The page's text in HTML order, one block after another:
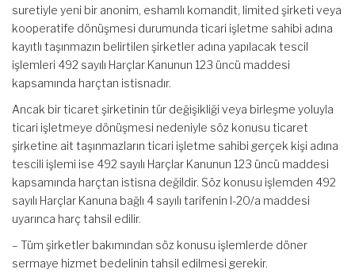
suretiyle yeni bir anonim, eshamlı komandit, limited şirketi veya
kooperatife dönüşmesi durumunda ticari işletme sahibi adına
kayıtlı taşınmazın belirtilen şirketler adına yapılacak tescil
işlemleri 492 sayılı Harçlar Kanunun 123 üncü maddesi
kapsamında harçtan istisnadır.
Ancak bir ticaret şirketinin tür değişikliği veya birleşme yoluyla
ticari işletmeye dönüşmesi nedeniyle söz konusu ticaret
şirketine ait taşınmazların ticari işletme sahibi gerçek kişi adına
tescili işlemi ise 492 sayılı Harçlar Kanunun 123 üncü maddesi
kapsamında harçtan istisna değildir. Söz konusu işlemden 492
sayılı Harçlar Kanuna bağlı 4 sayılı tarifenin I-20/a maddesi
uyarınca harç tahsil edilir.
– Tüm şirketler bakımından söz konusu işlemlerde döner
sermaye hizmet bedelinin tahsil edilmesi gerekir.